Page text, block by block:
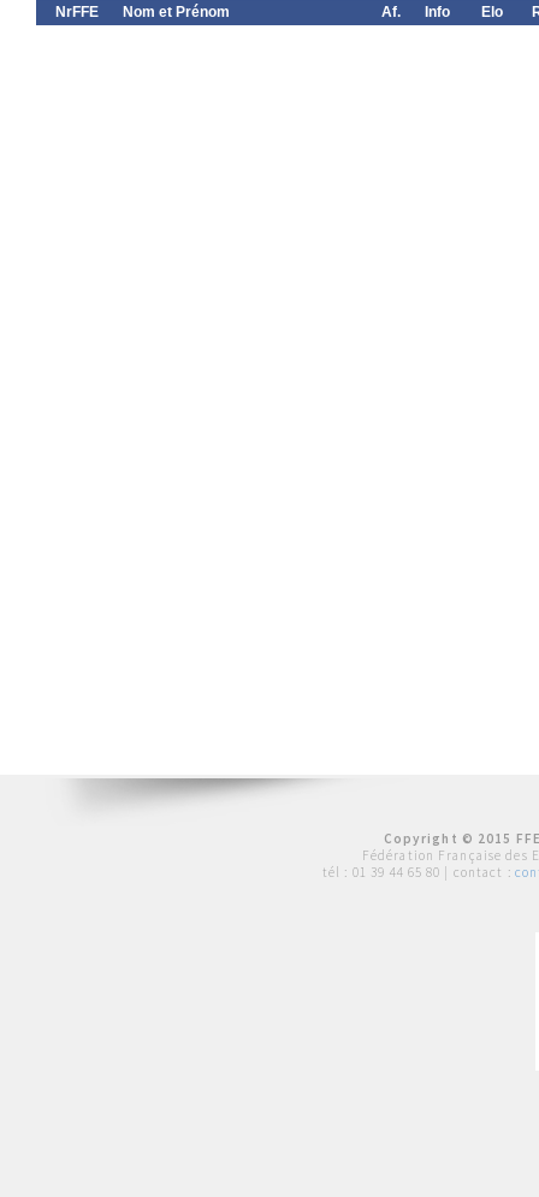
NrFFE Nom et Prénom Af. Info Elo
Copyright © 2015
Fédération Française des
tél : 01 39 44 65 80 | contact :